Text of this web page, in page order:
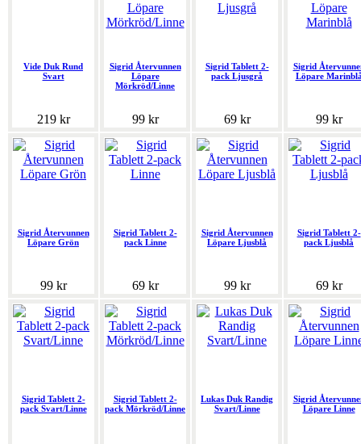
Vide Duk Rund
Svart
219 kr
Sigrid Återvunnen
Löpare
Mörkröd/Linne
99 kr
Sigrid Tablett 2-
pack Ljusgrå
69 kr
Sigrid
Löpare
99 kr
Sigrid Återvunnen
Löpare Grön
99 kr
Sigrid Tablett 2-
pack Linne
69 kr
Sigrid Återvunnen
Löpare Ljusblå
99 kr
Sigrid Tablett 2-
pack Ljusblå
69 kr
Sigrid Tablett 2-
pack Svart/Linne
Sigrid Tablett 2-
pack Mörkröd/Linne
Lukas Duk Randig
Svart/Linne
Sigrid
Löpare Linne